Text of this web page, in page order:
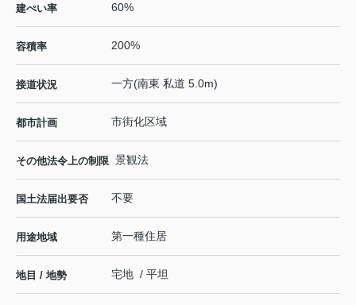
建ぺい率 60%
容積率 200%
接道状況 一方(南東 私道 5.0m)
都市計画 市街化区域
その他法令上の制限 景観法
国土法届出要否 不要
用途地域 第一種住居
地目 / 地勢 宅地 / 平坦